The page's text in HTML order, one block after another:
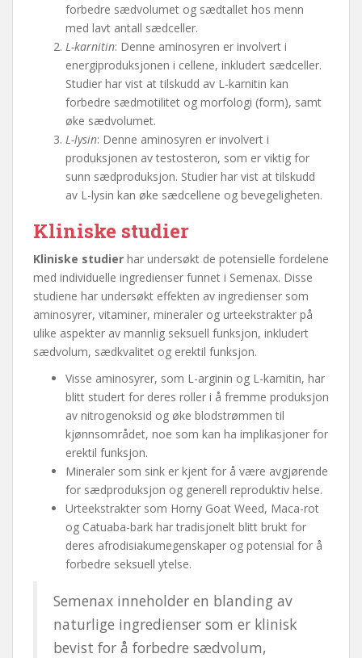
forbedre sædvolumet og sædtallet hos menn
med lavt antall sædceller.
L-karnitin: Denne aminosyren er involvert i
energiproduksjonen i cellene, inkludert sædceller.
Studier har vist at tilskudd av L-karnitin kan
forbedre sædmotilitet og morfologi (form), samt
øke sædvolumet.
L-lysin: Denne aminosyren er involvert i
produksjonen av testosteron, som er viktig for
sunn sædproduksjon. Studier har vist at tilskudd
av L-lysin kan øke sædcellene og bevegeligheten.
Kliniske studier
Kliniske studier har undersøkt de potensielle fordelene
med individuelle ingredienser funnet i Semenax. Disse
studiene har undersøkt effekten av ingredienser som
aminosyrer, vitaminer, mineraler og urteekstrakter på
ulike aspekter av mannlig seksuell funksjon, inkludert
sædvolum, sædkvalitet og erektil funksjon.
Visse aminosyrer, som L-arginin og L-karnitin, har
blitt studert for deres roller i å fremme produksjon
av nitrogenoksid og øke blodstrømmen til
kjønnsområdet, noe som kan ha implikasjoner for
erektil funksjon.
Mineraler som sink er kjent for å være avgjørende
for sædproduksjon og generell reproduktiv helse.
Urteekstrakter som Horny Goat Weed, Maca-rot
og Catuaba-bark har tradisjonelt blitt brukt for
deres afrodisiakumegenskaper og potensial for å
forbedre seksuell ytelse.
Semenax inneholder en blanding av
naturlige ingredienser som er klinisk
bevist for å forbedre sædvolum,